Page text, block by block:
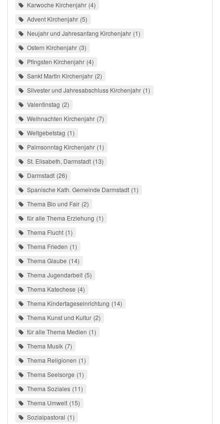
Karwoche Kirchenjahr 4
Advent Kirchenjahr 5
Neujahr und Jahresanfang Kirchenjahr 1
Ostern Kirchenjahr 3
Pfingsten Kirchenjahr 4
Sankt Martin Kirchenjahr 2
Silvester und Jahresabschluss Kirchenjahr 1
Valentinstag 2
Weihnachten Kirchenjahr 7
Weltgebetstag 1
Palmsonntag Kirchenjahr 1
St. Elisabeth, Darmstadt 13
Darmstadt 26
Spanische Kath. Gemeinde Darmstadt 1
Thema Bio und Fair 2
für alle Thema Erziehung 1
Thema Flucht 1
Thema Frieden 1
Thema Glaube 14
Thema Jugendarbeit 5
Thema Katechese 4
Thema Kindertageseinrichtung 14
Thema Kunst und Kultur 2
für alle Thema Medien 1
Thema Musik 7
Thema Religionen 1
Thema Seelsorge 1
Thema Soziales 11
Thema Umwelt 15
Sozialpastoral 1